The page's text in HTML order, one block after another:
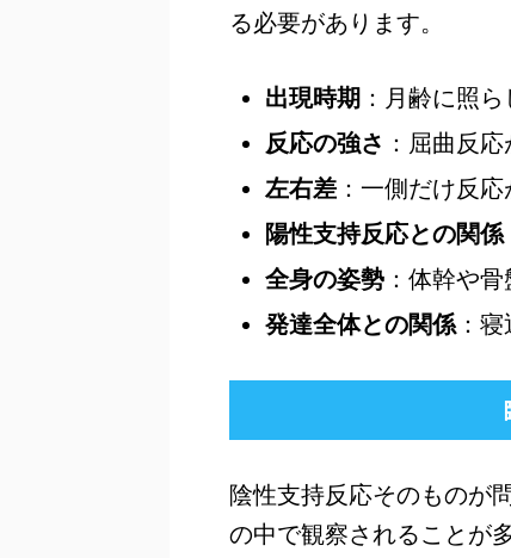
る必要があります。
出現時期 ：月齢に照
反応の強さ ：屈曲反
左右差 ：一側だけ反
陽性支持反応との関係
全身の姿勢 ：体幹や
発達全体との関係：寝
陰性支持反応そのものが
の中で観察されることが